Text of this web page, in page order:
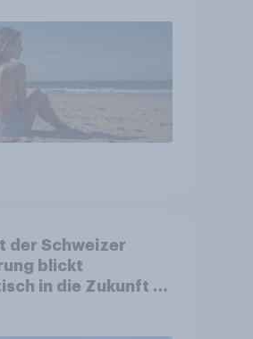
der Schweizer
blickt
in die Zukunft –